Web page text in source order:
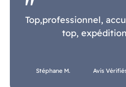
Top,professionnel,
top,
Stéphane M. Avis